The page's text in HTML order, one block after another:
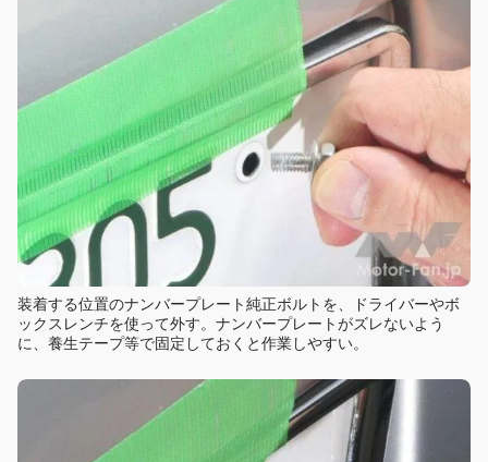
装着する位置のナンバープレート純正ボルトを、ドライバーやボ
ックスレンチを使って外す。ナンバープレートがズレないよう
に、養生テープ等で固定しておくと作業しやすい。